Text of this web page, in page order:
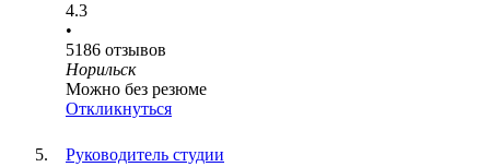
4.3
•
5186 отзывов
Норильск
Можно без резюме
Откликнуться
Руководитель студии